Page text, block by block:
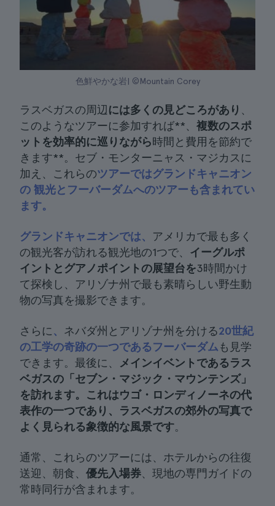
色鮮やかな岩| ©Mountain Corey
ラスベガスの周辺 には多くの見どころがあり
このようなツアーに参加すれば**、 複数のスポ
ットを効率的に巡りながら時間と費用を節約で
きます**。セブ・モンターニャス・マジカスに
加え、これらのツアーではグランドキャニオン
の 観光とフーバーダムへのツアーも含まれてい
ます。
グランドキャニオンでは、 アメリカで最も多く
の観光客が訪れる観光地の1つで、 イーグルポ
イントとグアノポイントの展望台を3時間かけ
て探検し、アリゾナ州で最も素晴らしい野生動
物の写真を撮影できます。
さらに、 ネバダ州とアリゾナ州を分ける20世紀
の工学の奇跡の一つであるフーバーダムも見学
できます。最後に、
メインイベントであるラス
ベガスの「 セブン・マジック・マウンテンズ」
を訪れます。 これはウゴ・ロンディノーネの代
表作の一つであり、ラスベガスの郊外の写真で
よく見られる象徴的な風景です。
通常、これらのツアーには、ホテルからの往復
送迎、朝食、 優先入場券 、現地の専門ガイドの
常時同行が含まれます。